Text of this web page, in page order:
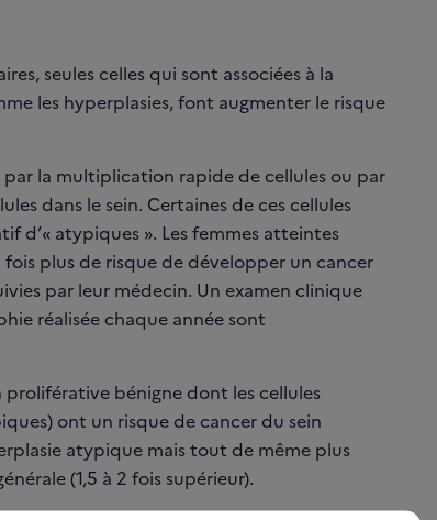
seules celles qui sont associées à la
les hyperplasies, font augmenter le risque
par la multiplication rapide de cellules ou par
dans le sein. Certaines de ces cellules
d’« atypiques ». Les femmes atteintes
plus de risque de développer un cancer
par leur médecin. Un examen clinique
réalisée chaque année sont
bénigne dont les cellules
ont un risque de cancer du sein
atypique mais tout de même plus
(1,5 à 2 fois supérieur).